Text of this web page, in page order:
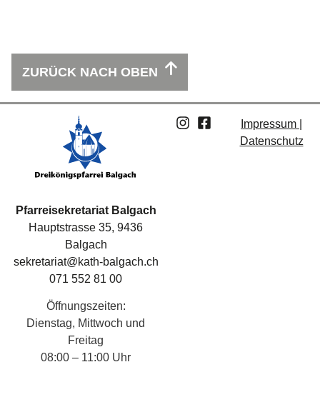
ZURÜCK NACH OBEN
Pfarreisekretariat Balgach
Hauptstrasse 35, 9436
Balgach
sekretariat@kath-balgach.ch
071 552 81 00
Öffnungszeiten:
Dienstag, Mittwoch und
Freitag
08:00 – 11:00 Uhr
Impressum |
Datenschutz